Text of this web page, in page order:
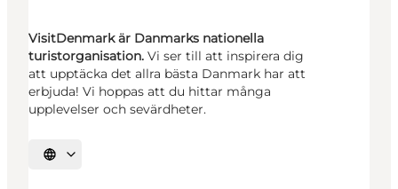
VisitDenmark är Danmarks nationella
turistorganisation. Vi ser till att inspirera dig
att upptäcka det allra bästa Danmark har att
erbjuda! Vi hoppas att du hittar många
upplevelser och sevärdheter.
Välj språk